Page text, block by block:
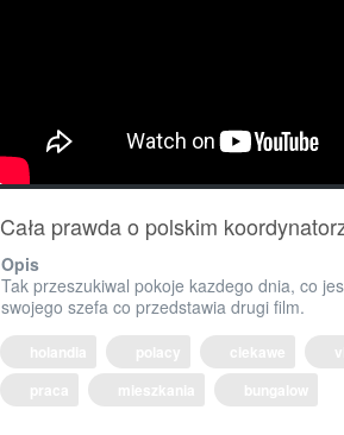
Cała prawda o polskim
Opis
Tak przeszukiwal pokoje kazdego dnia, co
swojego szefa co przedstawia drugi film.